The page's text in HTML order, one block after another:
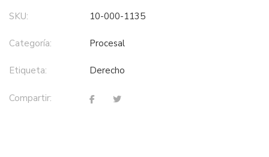
SKU: 10-000-1135
Categoría: procesal
Etiqueta: derecho
Compartir: